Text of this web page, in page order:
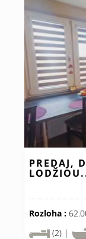
PREDAJ,
Rozloha :
(2) |